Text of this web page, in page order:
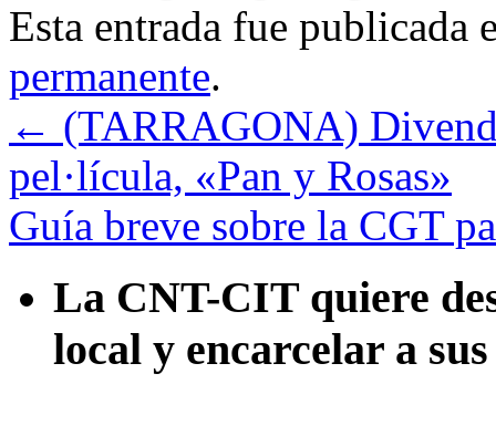
Esta entrada fue publicada
permanente.
← (TARRAGONA)
pel·lícula, «Pan y Rosas»
Guía breve sobre la CGT
La CNT-CIT quiere
local y encarcelar a